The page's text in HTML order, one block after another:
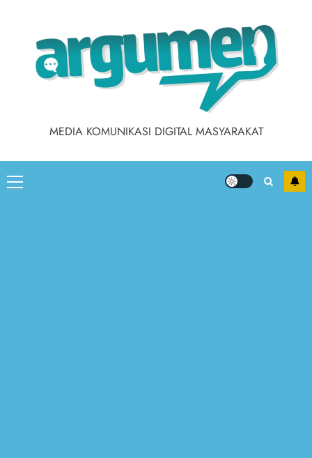
MEDIA KOMUNIKASI DIGITAL MASYARAKAT